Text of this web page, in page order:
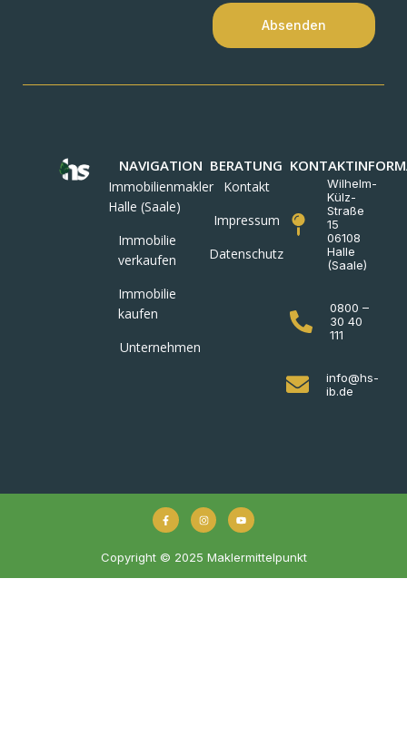
Absenden
NAVIGATION
Immobilienmakler
Halle (Saale)
Immobilie
verkaufen
Immobilie
kaufen
Unternehmen
BERATUNG
Kontakt
Impressum
Datenschutz
Wilhelm-
Külz-
Straße
15
06108
Halle
(Saale)
0800 –
30 40
111
info@hs-
ib.de
Copyright © 2025 Maklermittelpunkt